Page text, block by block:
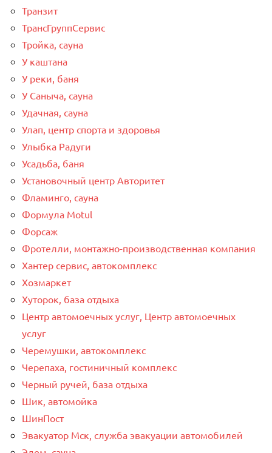
Транзит
ТрансГруппСервис
Тройка, сауна
У каштана
У реки, баня
У Саныча, сауна
Удачная, сауна
Улап, центр спорта и здоровья
Улыбка Радуги
Усадьба, баня
Установочный центр Авторитет
Фламинго, сауна
Формула Motul
Форсаж
Фротелли, монтажно-производственная компания
Хантер сервис, автокомплекс
Хозмаркет
Хуторок, база отдыха
Центр автомоечных услуг, Центр автомоечных
услуг
Черемушки, автокомплекс
Черепаха, гостиничный комплекс
Черный ручей, база отдыха
Шик, автомойка
ШинПост
Эвакуатор Мск, служба эвакуации автомобилей